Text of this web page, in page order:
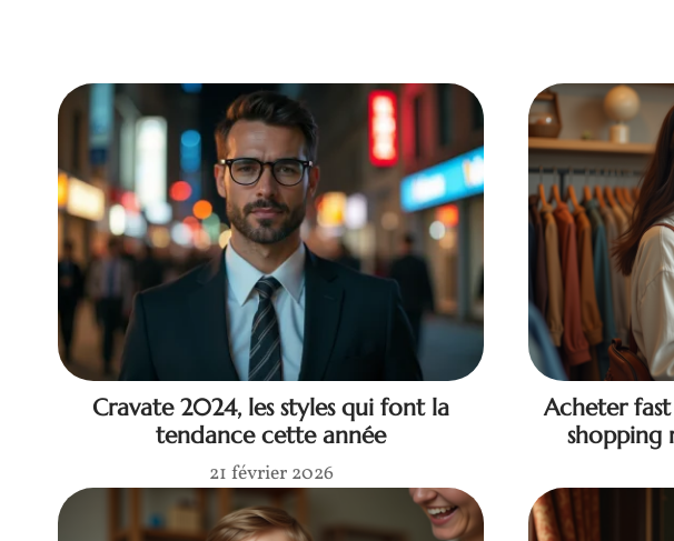
Cravate 2024, les styles qui font la
tendance cette année
21 février 2026
Acheter
shopping